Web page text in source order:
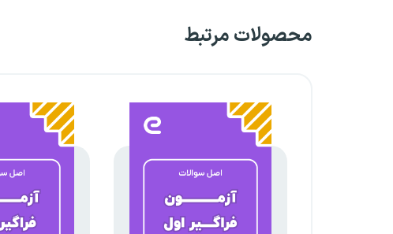
محصولات مرتبط